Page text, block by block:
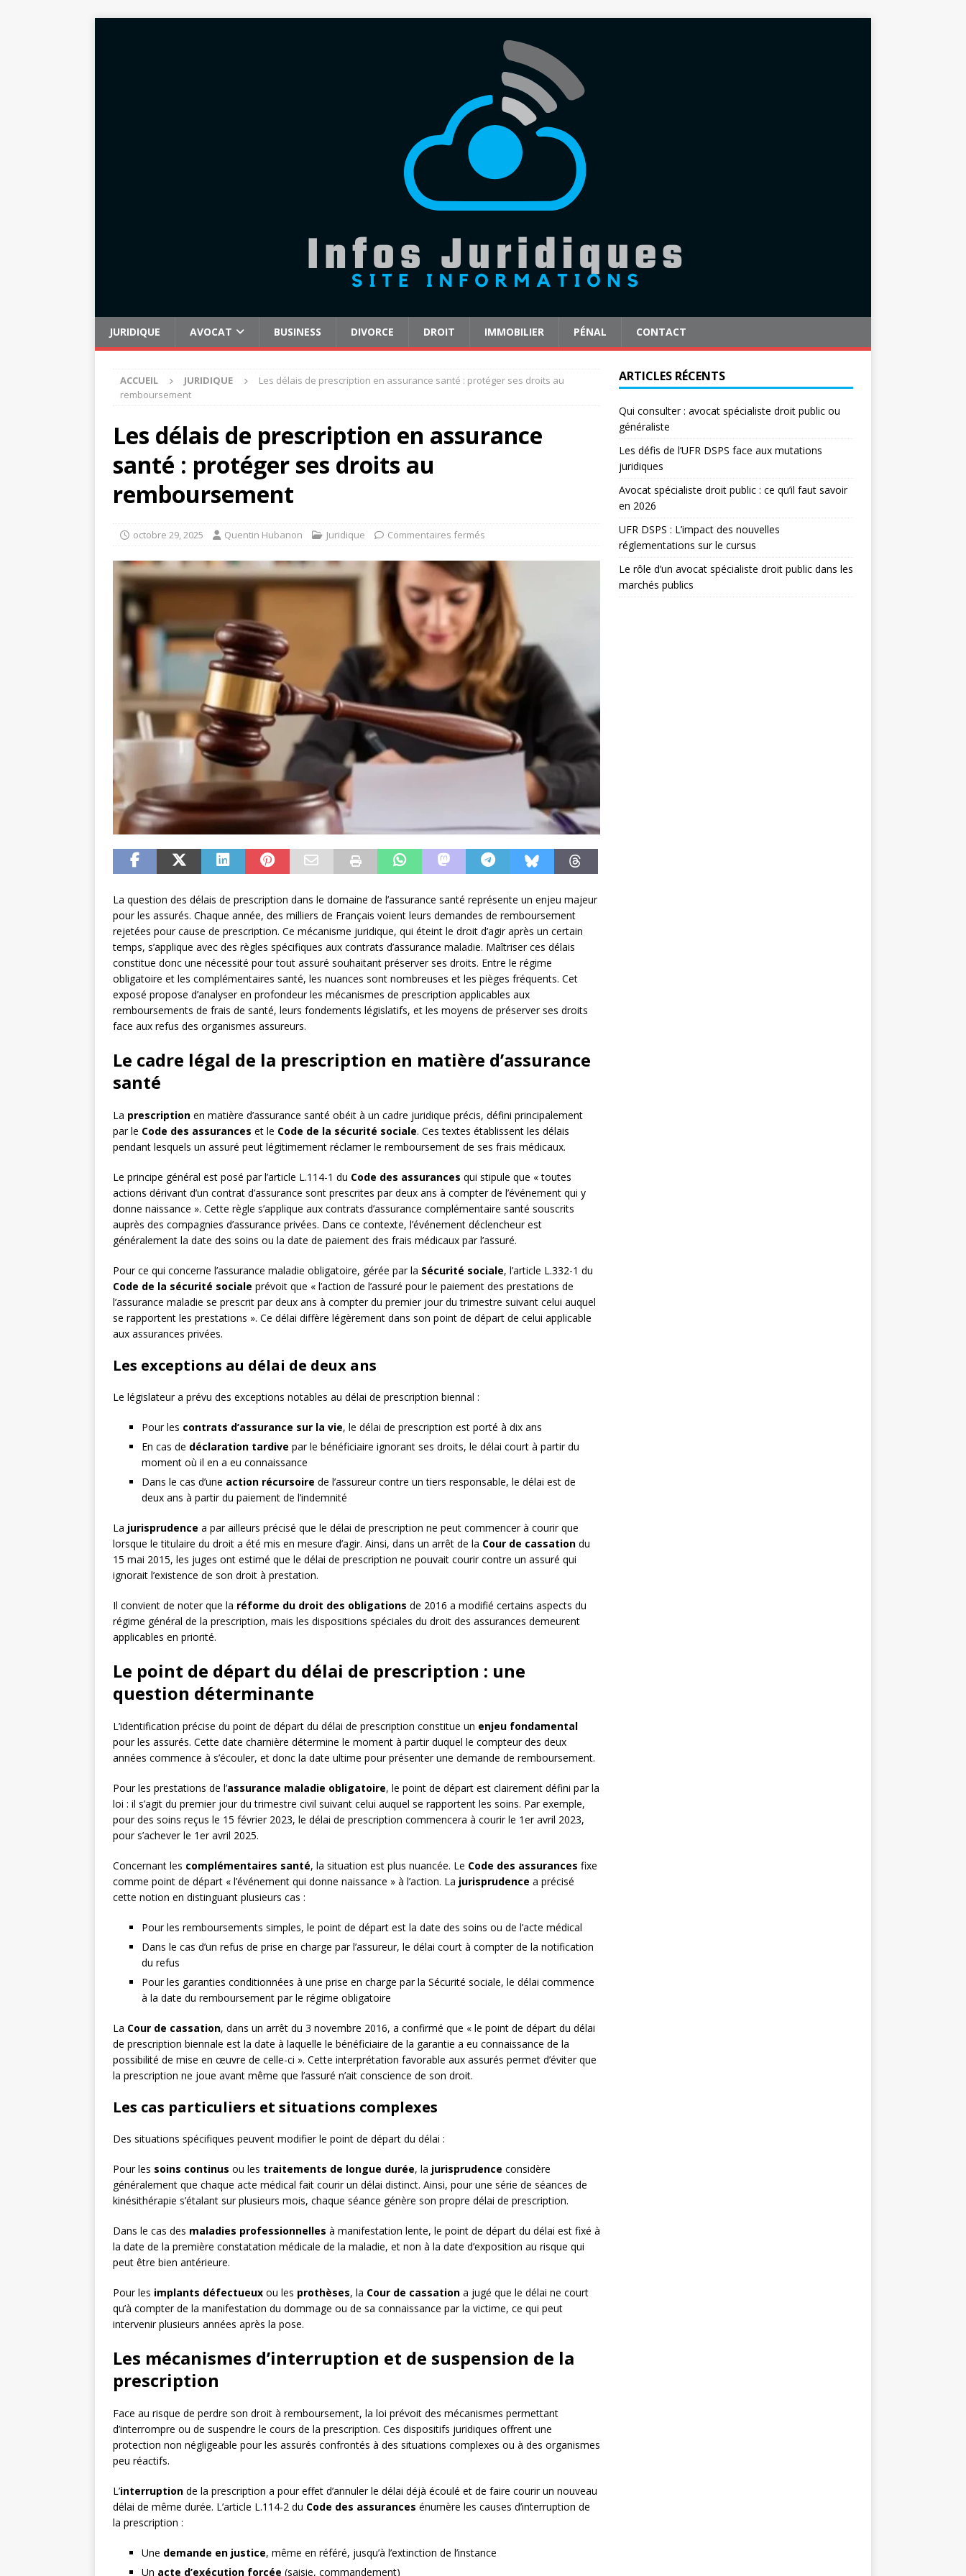
JURIDIQUE AVOCAT BUSINESS DIVORCE DROIT IMMOBILIER PÉNAL CONTACT
ACCUEIL JURIDIQUE
Les délais de prescription en assurance santé : protéger ses droits au
remboursement
Les délais de prescription en assurance
santé : protéger ses droits au
remboursement
octobre 29, 2025 Quentin Hubanon Juridique Commentaires fermés
La question des délais de prescription dans le domaine de l’assurance santé représente un enjeu majeur
pour les assurés. Chaque année, des milliers de Français voient leurs demandes de remboursement
rejetées pour cause de prescription. Ce mécanisme juridique, qui éteint le droit d’agir après un certain
temps, s’applique avec des règles spécifiques aux contrats d’assurance maladie. Maîtriser ces délais
constitue donc une nécessité pour tout assuré souhaitant préserver ses droits. Entre le régime
obligatoire et les complémentaires santé, les nuances sont nombreuses et les pièges fréquents. Cet
exposé propose d’analyser en profondeur les mécanismes de prescription applicables aux
remboursements de frais de santé, leurs fondements législatifs, et les moyens de préserver ses droits
face aux refus des organismes assureurs.
Le cadre légal de la prescription en matière d’assurance
santé
La prescription en matière d’assurance santé obéit à un cadre juridique précis, défini principalement
par le Code des assurances et le Code de la sécurité sociale. Ces textes établissent les délais
pendant lesquels un assuré peut légitimement réclamer le remboursement de ses frais médicaux.
Le principe général est posé par l’article L.114-1 du Code des assurances qui stipule que « toutes
actions dérivant d’un contrat d’assurance sont prescrites par deux ans à compter de l’événement qui y
donne naissance ». Cette règle s’applique aux contrats d’assurance complémentaire santé souscrits
auprès des compagnies d’assurance privées. Dans ce contexte, l’événement déclencheur est
généralement la date des soins ou la date de paiement des frais médicaux par l’assuré.
Pour ce qui concerne l’assurance maladie obligatoire, gérée par la Sécurité sociale, l’article L.332-1 du
Code de la sécurité sociale prévoit que « l’action de l’assuré pour le paiement des prestations de
l’assurance maladie se prescrit par deux ans à compter du premier jour du trimestre suivant celui auquel
se rapportent les prestations ». Ce délai diffère légèrement dans son point de départ de celui applicable
aux assurances privées.
Les exceptions au délai de deux ans
Le législateur a prévu des exceptions notables au délai de prescription biennal :
Pour les contrats d’assurance sur la vie, le délai de prescription est porté à dix ans
En cas de déclaration tardive par le bénéficiaire ignorant ses droits, le délai court à partir du
moment où il en a eu connaissance
Dans le cas d’une action récursoire de l’assureur contre un tiers responsable, le délai est de
deux ans à partir du paiement de l’indemnité
La jurisprudence a par ailleurs précisé que le délai de prescription ne peut commencer à courir que
lorsque le titulaire du droit a été mis en mesure d’agir. Ainsi, dans un arrêt de la Cour de cassation du
15 mai 2015, les juges ont estimé que le délai de prescription ne pouvait courir contre un assuré qui
ignorait l’existence de son droit à prestation.
Il convient de noter que la réforme du droit des obligations de 2016 a modifié certains aspects du
régime général de la prescription, mais les dispositions spéciales du droit des assurances demeurent
applicables en priorité.
Le point de départ du délai de prescription : une
question déterminante
L’identification précise du point de départ du délai de prescription constitue un enjeu fondamental
pour les assurés. Cette date charnière détermine le moment à partir duquel le compteur des deux
années commence à s’écouler, et donc la date ultime pour présenter une demande de remboursement.
Pour les prestations de l’assurance maladie obligatoire, le point de départ est clairement défini par la
loi : il s’agit du premier jour du trimestre civil suivant celui auquel se rapportent les soins. Par exemple,
pour des soins reçus le 15 février 2023, le délai de prescription commencera à courir le 1er avril 2023,
pour s’achever le 1er avril 2025.
Concernant les complémentaires santé, la situation est plus nuancée. Le Code des assurances fixe
comme point de départ « l’événement qui donne naissance » à l’action. La jurisprudence a précisé
cette notion en distinguant plusieurs cas :
Pour les remboursements simples, le point de départ est la date des soins ou de l’acte médical
Dans le cas d’un refus de prise en charge par l’assureur, le délai court à compter de la notification
du refus
Pour les garanties conditionnées à une prise en charge par la Sécurité sociale, le délai commence
à la date du remboursement par le régime obligatoire
La Cour de cassation, dans un arrêt du 3 novembre 2016, a confirmé que « le point de départ du délai
de prescription biennale est la date à laquelle le bénéficiaire de la garantie a eu connaissance de la
possibilité de mise en œuvre de celle-ci ». Cette interprétation favorable aux assurés permet d’éviter que
la prescription ne joue avant même que l’assuré n’ait conscience de son droit.
Les cas particuliers et situations complexes
Des situations spécifiques peuvent modifier le point de départ du délai :
Pour les soins continus ou les traitements de longue durée, la jurisprudence considère
généralement que chaque acte médical fait courir un délai distinct. Ainsi, pour une série de séances de
kinésithérapie s’étalant sur plusieurs mois, chaque séance génère son propre délai de prescription.
Dans le cas des maladies professionnelles à manifestation lente, le point de départ du délai est fixé à
la date de la première constatation médicale de la maladie, et non à la date d’exposition au risque qui
peut être bien antérieure.
Pour les implants défectueux ou les prothèses, la Cour de cassation a jugé que le délai ne court
qu’à compter de la manifestation du dommage ou de sa connaissance par la victime, ce qui peut
intervenir plusieurs années après la pose.
Les mécanismes d’interruption et de suspension de la
prescription
Face au risque de perdre son droit à remboursement, la loi prévoit des mécanismes permettant
d’interrompre ou de suspendre le cours de la prescription. Ces dispositifs juridiques offrent une
protection non négligeable pour les assurés confrontés à des situations complexes ou à des organismes
peu réactifs.
L’interruption de la prescription a pour effet d’annuler le délai déjà écoulé et de faire courir un nouveau
délai de même durée. L’article L.114-2 du Code des assurances énumère les causes d’interruption de
la prescription :
Une demande en justice, même en référé, jusqu’à l’extinction de l’instance
Un acte d’exécution forcée (saisie, commandement)
ARTICLES RÉCENTS
Qui consulter : avocat spécialiste droit public ou
généraliste
Les défis de l’UFR DSPS face aux mutations
juridiques
Avocat spécialiste droit public : ce qu’il faut savoir
en 2026
UFR DSPS : L’impact des nouvelles
réglementations sur le cursus
Le rôle d’un avocat spécialiste droit public dans les
marchés publics